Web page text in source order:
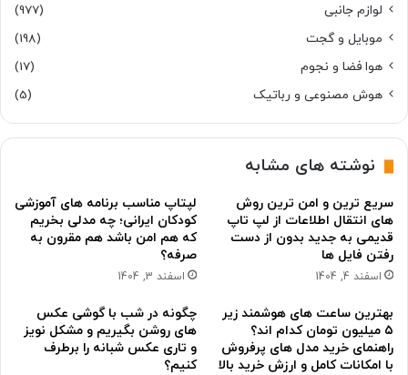
لوازم جانبی
(977)
موبایل و گجت
(198)
هوا فضا و نجوم
(17)
هوش مصنوعی و رباتیک
(5)
نوشته های مشابه
سریع ترین و امن ترین روش
های انتقال اطلاعات از لپ تاپ
قدیمی به جدید بدون از دست
رفتن فایل ها
اسفند 4, 1404
لپتاپ مناسب برنامه های آموزشی
کودکان ایرانی؛ چه مدلی بخریم
که هم امن باشد هم مقرون به
صرفه؟
اسفند 3, 1404
بهترین ساعت های هوشمند زیر
۵ میلیون تومان کدام اند؟
راهنمای خرید مدل های پرفروش
با امکانات کامل و ارزش خرید بالا
چگونه در شب با گوشی عکس
های روشن بگیریم و مشکل نویز
و تاری عکس شبانه را برطرف
کنیم؟